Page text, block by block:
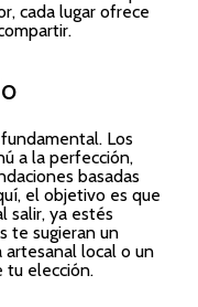
cada lugar ofrece
Los
a la perfección,
basadas
el objetivo es que
salir, ya estés
te sugieran un
local o un
tu elección.